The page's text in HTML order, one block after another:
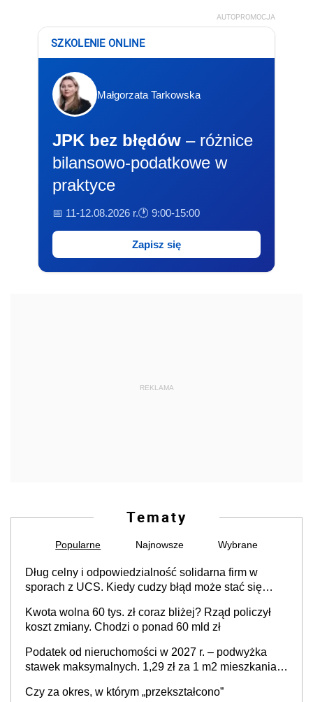
AUTOPROMOCJA
SZKOLENIE ONLINE
Małgorzata Tarkowska
JPK bez błędów – różnice
bilansowo-podatkowe w
praktyce
📅 11-12.08.2026 r.🕐 9:00-15:00
Zapisz się
REKLAMA
Tematy
Popularne Najnowsze Wybrane
Dług celny i odpowiedzialność solidarna firm w
sporach z UCS. Kiedy cudzy błąd może stać się
Kwota wolna 60 tys. zł coraz bliżej? Rząd policzył
koszt zmiany. Chodzi o ponad 60 mld zł
Podatek od nieruchomości w 2027 r. – podwyżka
stawek maksymalnych. 1,29 zł za 1 m2 mieszkania,
prowadzeniem działalności gospodarczej
Czy za okres, w którym „przekształcono”